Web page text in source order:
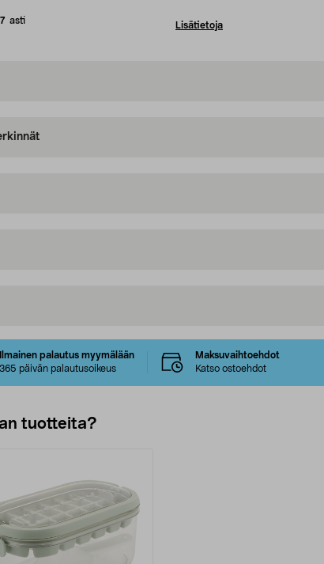
asti Lisätietoja
Ilmainen palautus myymälään
365 päivän palautusoikeus
Maksuvaihtoehdot
Katso ostoehdot
tuotteita?